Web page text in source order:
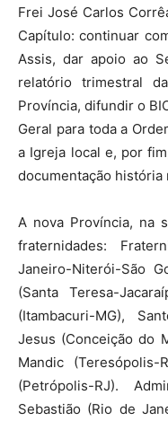
Frei José Carlos
Capítulo: continuar
Assis, dar apoio ao
relatório trimestral
Província, difundir o
Geral para toda a
a Igreja local e, por
documentação
A nova Província, na
fraternidades:
Janeiro-Niterói-São
(Santa Teresa-
(Itambacuri-MG),
Jesus (Conceição do
Mandic
(Petrópolis-RJ).
Sebastião (Rio de